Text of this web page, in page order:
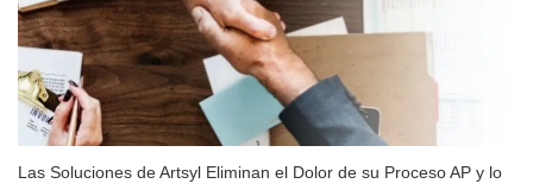
Las Soluciones de Artsyl Eliminan el Dolor de su Proceso AP y lo